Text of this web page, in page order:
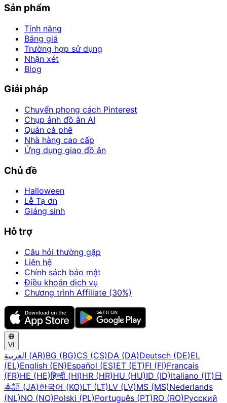
Sản phẩm
Tính năng
Bảng giá
Trường hợp sử dụng
Nhận xét
Blog
Giải pháp
Chuyển phong cách Pinterest
Chụp ảnh đồ ăn AI
Quán cà phê
Nhà hàng cao cấp
Ứng dụng giao đồ ăn
Chủ đề
Halloween
Lễ Tạ ơn
Giáng sinh
Hỗ trợ
Câu hỏi thường gặp
Liên hệ
Chính sách bảo mật
Điều khoản dịch vụ
Chương trình Affiliate (30%)
VI
العربية (AR)BG (BG)CS (CS)DA (DA)Deutsch (DE)EL
(EL)English (EN)Español (ES)ET (ET)FI (FI)Français
(FR)HE (HE)हिन्दी (HI)HR (HR)HU (HU)ID (ID)Italiano (IT) 日
本語 (JA)한국어 (KO)LT (LT)LV (LV)MS (MS)Nederlands
(NL)NO (NO)Polski (PL)Português (PT)RO (RO)Русский